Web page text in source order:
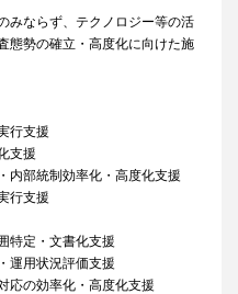
みならず、テクノロジー等の活
態勢の確立・高度化に向けた施
行支援
支援
内部統制効率化・高度化支援
行支援
特定・文書化支援
運用状況評価支援
応の効率化・高度化支援